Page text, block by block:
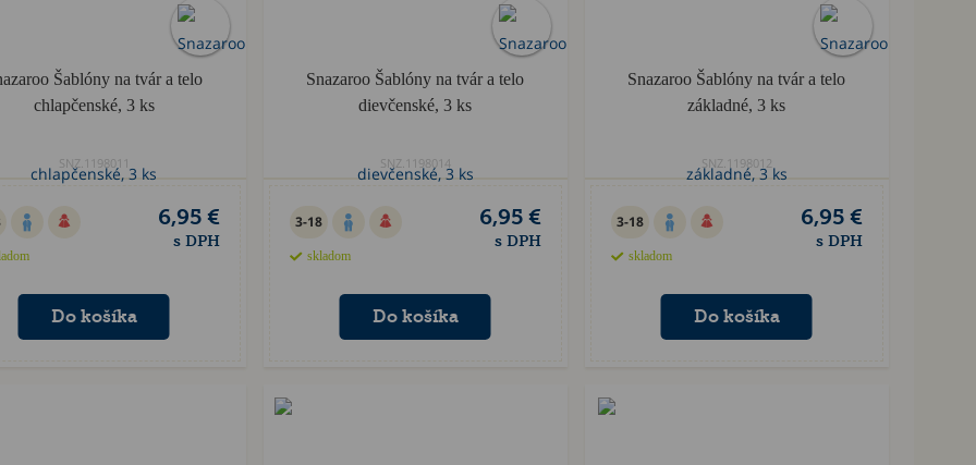
Šablóny na tvár a telo
chlapčenské, 3 ks
SNZ.1198011
6,95 €
s DPH
Snazaroo Šablóny na tvár a telo
dievčenské, 3 ks
SNZ.1198014
3-18
skladom
6,95 €
s DPH
Snazaroo Šablóny na tvár a telo
základné, 3 ks
SNZ.1198012
3-18
skladom
6,95 €
s DPH